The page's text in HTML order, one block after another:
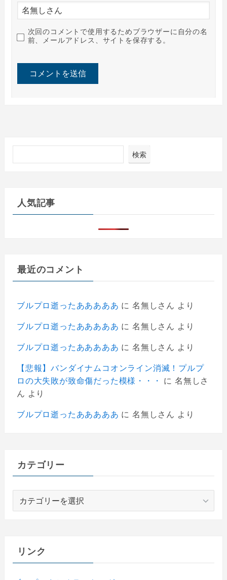
次回のコメントで使用するためブラウザーに自分の名
前、メールアドレス、サイトを保存する。
検索
人気記事
最近のコメント
ブルプロ逝ったあああああ に 名無しさん より
ブルプロ逝ったあああああ に 名無しさん より
ブルプロ逝ったあああああ に 名無しさん より
【悲報】バンダイナムコオンライン消滅！プルプ
ロの大失敗が致命傷だった模様・・・
に 名無しさ
ん より
ブルプロ逝ったあああああ に 名無しさん より
カテゴリー
ーリンク